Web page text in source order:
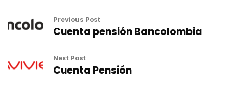
Previous Post
Cuenta pensión Bancolombia
Next Post
Cuenta Pensión